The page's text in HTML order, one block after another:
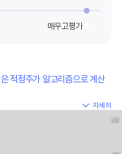
적정주가 알고리즘으로 계산
자세히